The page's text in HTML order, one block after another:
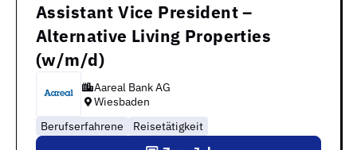
Assistant Vice President –
Alternative Living Properties
(w/m/d)
Aareal Bank AG
Wiesbaden
Berufserfahrene
Reisetätigkeit